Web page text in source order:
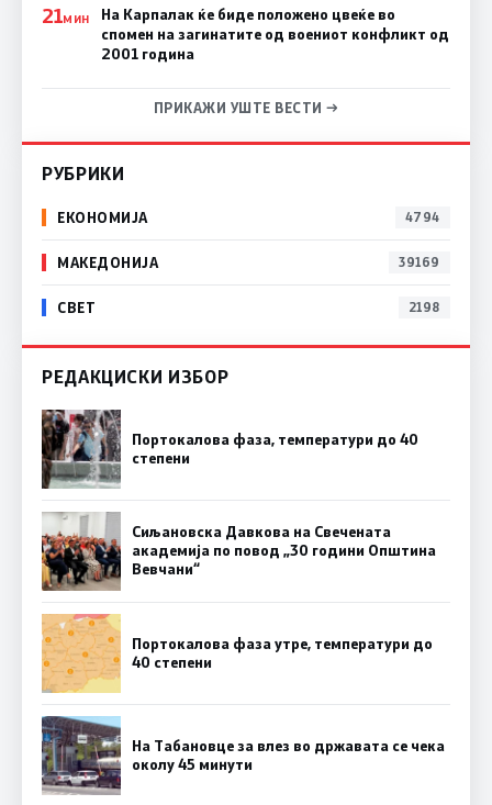
21МИН
На Карпалак ќе биде положено цвеќе во
спомен на загинатите од воениот конфликт од
2001 година
ПРИКАЖИ УШТЕ ВЕСТИ →
РУБРИКИ
ЕКОНОМИЈА 4794
МАКЕДОНИЈА 39169
СВЕТ 2198
РЕДАКЦИСКИ ИЗБОР
Портокалова фаза, температури до 40
степени
Сиљановска Давкова на Свечената
академија по повод „30 години Општина
Вевчани“
Портокалова фаза утре, температури до
40 степени
На Табановце за влез во државата се чека
околу 45 минути